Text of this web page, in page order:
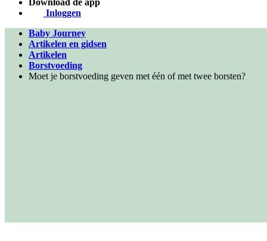
Download de app
Inloggen
Baby Journey
Artikelen en gidsen
Artikelen
Borstvoeding
Moet je borstvoeding geven met één of met twee borsten?